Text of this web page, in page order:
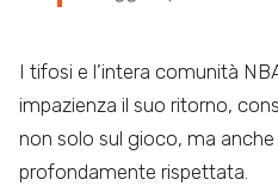
I tifosi e l’intera comunità
impazienza il suo ritorno,
non solo sul gioco, ma
profondamente rispettata.